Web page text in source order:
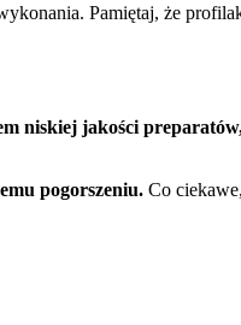
Pamiętaj, że
niskiej jakości
pogorszeniu. Co